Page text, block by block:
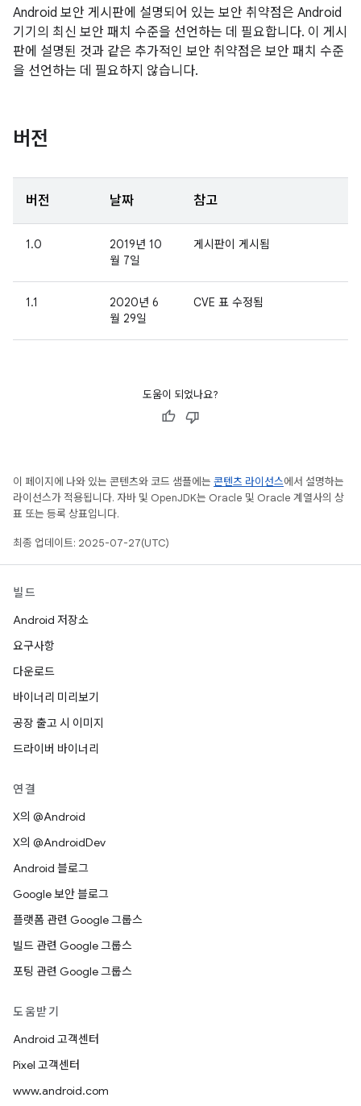
Android 보안 게시판에 설명되어 있는 보안 취약점은 Android
기기의 최신 보안 패치 수준을 선언하는 데 필요합니다. 이 게시
판에 설명된 것과 같은 추가적인 보안 취약점은 보안 패치 수준
을 선언하는 데 필요하지 않습니다.
버전
버전 날짜 참고
1.0
2019년 10
월 7일
게시판이 게시됨
1.1
2020년 6
월 29일
CVE 표 수정됨
도움이 되었나요?
이 페이지에 나와 있는 콘텐츠와 코드 샘플에는 콘텐츠 라이선스에서 설명하는
라이선스가 적용됩니다. 자바 및 OpenJDK는 Oracle 및 Oracle 계열사의 상
표 또는 등록 상표입니다.
최종 업데이트: 2025-07-27(UTC)
빌드
Android 저장소
요구사항
다운로드
바이너리 미리보기
공장 출고 시 이미지
드라이버 바이너리
연결
X의 @Android
X의 @AndroidDev
Android 블로그
Google 보안 블로그
플랫폼 관련 Google 그룹스
빌드 관련 Google 그룹스
포팅 관련 Google 그룹스
도움받기
Android 고객센터
Pixel 고객센터
www.android.com